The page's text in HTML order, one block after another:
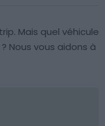
Mais quel véhicule
Nous vous aidons à